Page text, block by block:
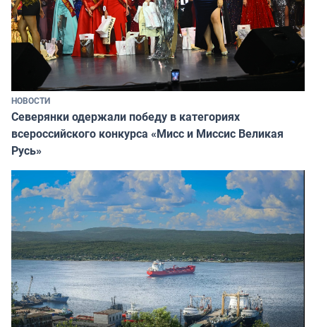
НОВОСТИ
Северянки одержали победу в категориях
всероссийского конкурса «Мисс и Миссис Великая
Русь»